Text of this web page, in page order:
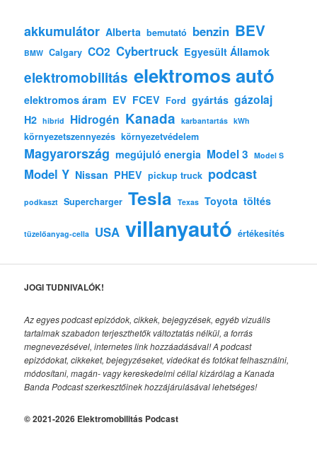
akkumulátor Alberta bemutató benzin BEV
BMW Calgary CO2 Cybertruck Egyesült Államok
elektromobilitás elektromos autó
elektromos áram EV FCEV Ford gyártás gázolaj
H2 hibrid Hidrogén Kanada karbantartás kWh
környezetszennyezés környezetvédelem
Magyarország megújuló energia Model 3 Model S
Model Y Nissan PHEV pickup truck podcast
podkaszt Supercharger Tesla Texas Toyota töltés
tüzelőanyag-cella USA villanyautó értékesítés
JOGI TUDNIVALÓK!
Az egyes podcast epizódok, cikkek, bejegyzések, egyéb vizuális
tartalmak szabadon terjeszthetők változtatás nélkül, a forrás
megnevezésével, internetes link hozzáadásával!A podcast
epizódokat, cikkeket, bejegyzéseket, videókat és fotókat felhasználni,
módosítani, magán- vagy kereskedelmi céllal kizárólag a Kanada
Banda Podcast szerkesztőinek hozzájárulásával lehetséges!
© 2021-2026 Elektromobilitás Podcast